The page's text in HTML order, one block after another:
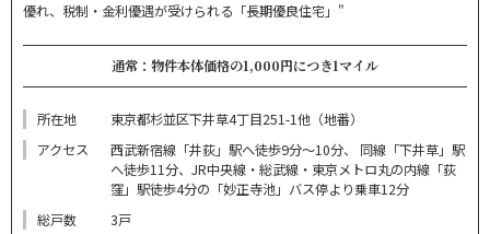
優れ、税制・金利優遇が受けられる「長期優良住宅」"
通常：物件本体価格の1,000円につき1マイル
所在地
東京都杉並区下井草4丁目251-1他（地番）
アクセス
西武新宿線「井荻」駅へ徒歩9分～10分、 同線「下井草」駅
へ徒歩11分、JR中央線・総武線・東京メトロ丸の内線「荻
窪」駅徒歩4分の「妙正寺池」バス停より乗車12分
総戸数
3戸